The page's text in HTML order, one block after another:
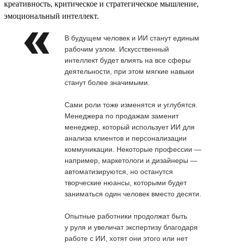
креативность, критическое и стратегическое мышление,
эмоциональный интеллект.
В будущем человек и ИИ станут единым
рабочим узлом. Искусственный
интеллект будет влиять на все сферы
деятельности, при этом мягкие навыки
станут более значимыми.
Сами роли тоже изменятся и углубятся.
Менеджера по продажам заменит
менеджер, который использует ИИ для
анализа клиентов и персонализации
коммуникации. Некоторые профессии —
например, маркетологи и дизайнеры —
автоматизируются, но останутся
творческие нюансы, которыми будет
заниматься один человек вместо десяти.
Опытные работники продолжат быть
у руля и увеличат экспертизу благодаря
работе с ИИ, хотят они этого или нет